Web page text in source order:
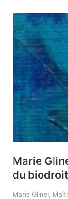
Marie
du biodroit
Marie Glinel,